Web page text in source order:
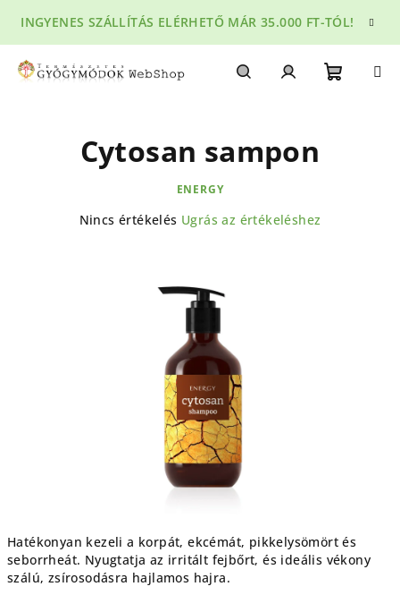
fő
tartalomhoz
INGYENES SZÁLLÍTÁS ELÉRHETŐ MÁR 35.000 FT-TÓL!
Hatékonyan kezeli a korpát, ekcémát, pikkelysömört és
seborrheát. Nyugtatja az irritált fejbőrt, és ideális vékony
szálú, zsírosodásra hajlamos hajra.
Cytosan sampon
ENERGY
A
Nincs értékelés Ugrás az értékeléshez